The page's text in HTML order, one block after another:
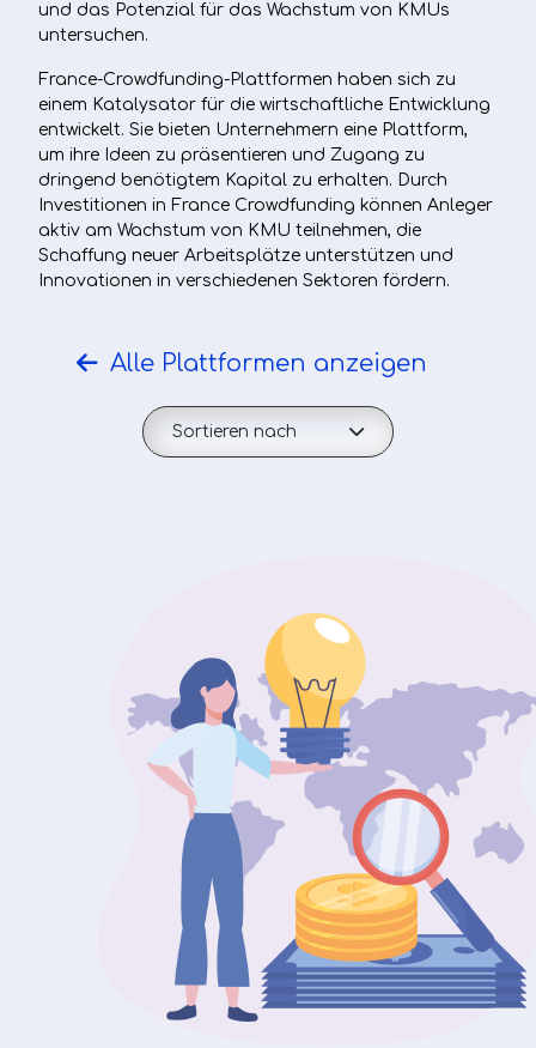
und das Potenzial für das Wachstum von KMUs
untersuchen.
France-Crowdfunding-Plattformen haben sich zu
einem Katalysator für die wirtschaftliche Entwicklung
entwickelt. Sie bieten Unternehmern eine Plattform,
um ihre Ideen zu präsentieren und Zugang zu
dringend benötigtem Kapital zu erhalten. Durch
Investitionen in France Crowdfunding können Anleger
aktiv am Wachstum von KMU teilnehmen, die
Schaffung neuer Arbeitsplätze unterstützen und
Innovationen in verschiedenen Sektoren fördern.
Alle Plattformen anzeigen
Sortieren nach